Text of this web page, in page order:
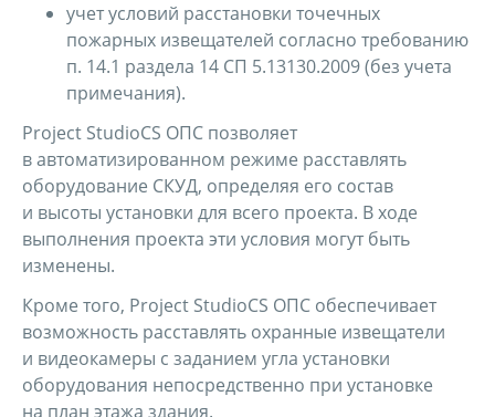
учет условий расстановки точечных
пожарных извещателей согласно требованию
п. 14.1 раздела 14 СП 5.13130.2009 (без учета
примечания).
Project StudioCS ОПС позволяет
в автоматизированном режиме расставлять
оборудование СКУД, определяя его состав
и высоты установки для всего проекта. В ходе
выполнения проекта эти условия могут быть
изменены.
Кроме того, Project StudioCS ОПС обеспечивает
возможность расставлять охранные извещатели
и видеокамеры с заданием угла установки
оборудования непосредственно при установке
на план этажа здания.